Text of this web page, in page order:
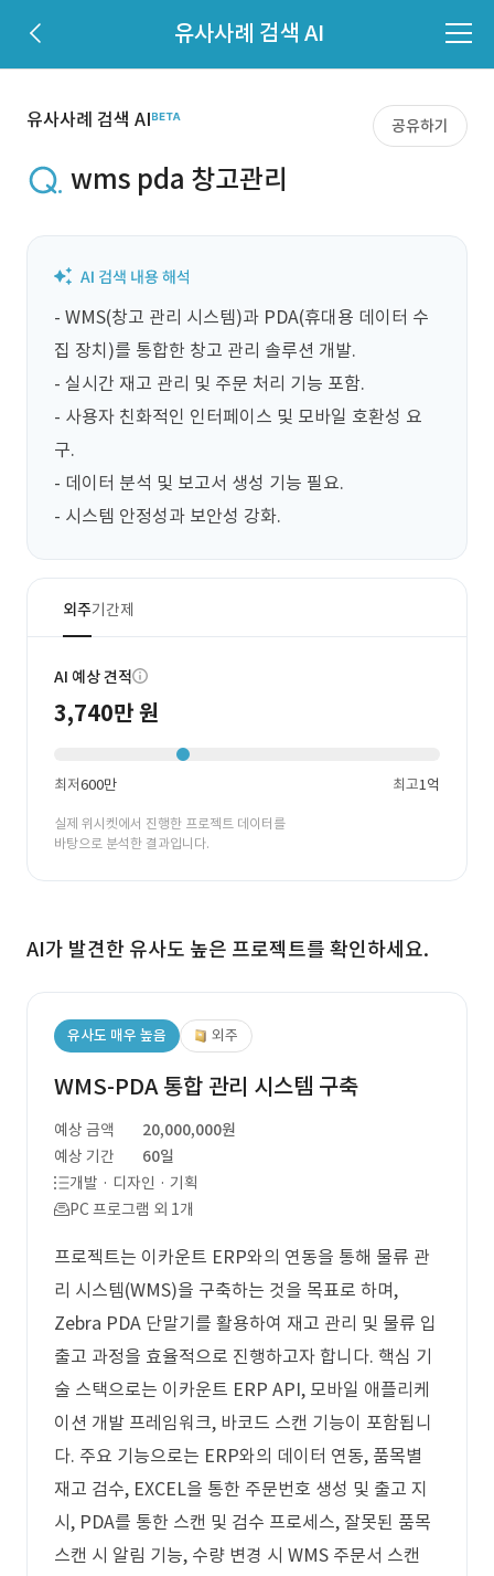
유사사례 검색 AI
유사사례 검색 AI 공유하기
wms pda 창고관리
- WMS(창고 관리 시스템)과 PDA(휴대용 데이터 수
집 장치)를 통합한 창고 관리 솔루션 개발.
- 실시간 재고 관리 및 주문 처리 기능 포함.
- 사용자 친화적인 인터페이스 및 모바일 호환성 요
구.
- 데이터 분석 및 보고서 생성 기능 필요.
- 시스템 안정성과 보안성 강화.
외주기간제
AI 예상 견적
3,740만 원
최저600만 최고1억
실제 위시켓에서 진행한 프로젝트 데이터를
바탕으로 분석한 결과입니다.
AI가 발견한 유사도 높은 프로젝트를 확인하세요.
유사도 매우 높음 외주
WMS-PDA 통합 관리 시스템 구축
예상 금액
20,000,000원
예상 기간
60일
개발 · 디자인 · 기획
PC 프로그램 외 1개
프로젝트는 이카운트 ERP와의 연동을 통해 물류 관
리 시스템(WMS)을 구축하는 것을 목표로 하며,
Zebra PDA 단말기를 활용하여 재고 관리 및 물류 입
출고 과정을 효율적으로 진행하고자 합니다. 핵심 기
술 스택으로는 이카운트 ERP API, 모바일 애플리케
이션 개발 프레임워크, 바코드 스캔 기능이 포함됩니
다. 주요 기능으로는 ERP와의 데이터 연동, 품목별
재고 검수, EXCEL을 통한 주문번호 생성 및 출고 지
시, PDA를 통한 스캔 및 검수 프로세스, 잘못된 품목
스캔 시 알림 기능, 수량 변경 시 WMS 주문서 스캔